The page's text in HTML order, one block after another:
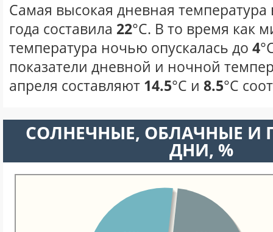
Самая высокая дневная температура
года составила 22°С. В то время как
температура ночью опускалась до 4
показатели дневной и ночной
апреля составляют 14.5°С и 8.5°С
CОЛНЕЧНЫЕ, ОБЛАЧНЫЕ И
ДНИ, %